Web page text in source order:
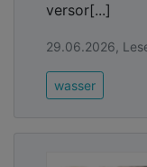
versor[...]
29.06.2026,
wasser